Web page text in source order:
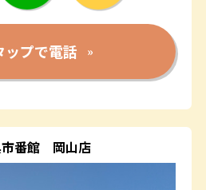
ップで電話
番館 岡山店